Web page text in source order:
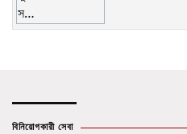
বিনিয়োগকারী সেবা